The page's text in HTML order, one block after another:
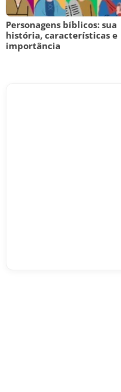
Personagens bíblicos: sua
história, características e
importância